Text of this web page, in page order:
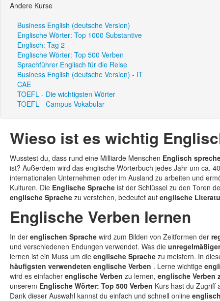
Andere Kurse
Business English (deutsche Version)
Englische Wörter: Top 1000 Substantive
Englisch: Tag 2
Englische Wörter: Top 500 Verben
Sprachführer Englisch für die Reise
Business English (deutsche Version) - IT
CAE
TOEFL - Die wichtigsten Wörter
TOEFL - Campus Vokabular
Wieso ist es wichtig
Wusstest du, dass rund eine Milliarde Menschen Englisch
ist? Außerdem wird das englische Wörterbuch jedes Jahr um ca.
internationalen Unternehmen oder im Ausland zu arbeiten und
Kulturen. Die Englische Sprache ist der Schlüssel zu den Toren
englische Sprache zu verstehen, bedeutet auf englische
Englische Verben lernen
In der englischen Sprache wird zum Bilden von Zeitformen der
und verschiedenen Endungen verwendet. Was die
lernen ist ein Muss um die englische Sprache zu meistern. In
häufigsten verwendeten englische Verben . Lerne wichtige
wird es einfacher englische Verben zu lernen, englische
unserem Englische Wörter: Top 500 Verben Kurs hast du Zugriff
Dank dieser Auswahl kannst du einfach und schnell online